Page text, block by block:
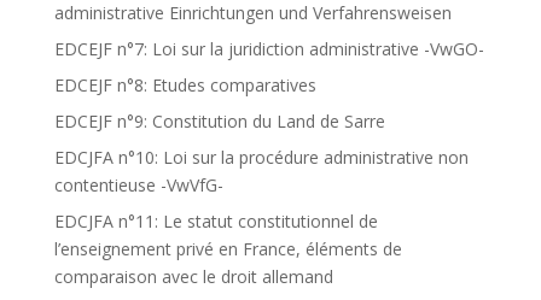
administrative Einrichtungen und Verfahrensweisen
EDCEJF n°7: Loi sur la juridiction administrative -VwGO-
EDCEJF n°8: Etudes comparatives
EDCEJF n°9: Constitution du Land de Sarre
EDCJFA n°10: Loi sur la procédure administrative non
contentieuse -VwVfG-
EDCJFA n°11: Le statut constitutionnel de
l’enseignement privé en France, éléments de
comparaison avec le droit allemand